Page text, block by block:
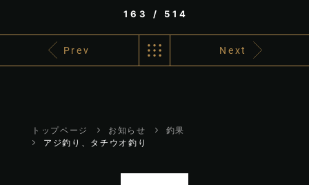
163 / 514
Prev Next
トップページ お知らせ
釣果
アジ釣り、タチウオ釣り